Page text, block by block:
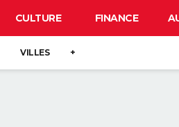
CULTURE FINANCE
VILLES +